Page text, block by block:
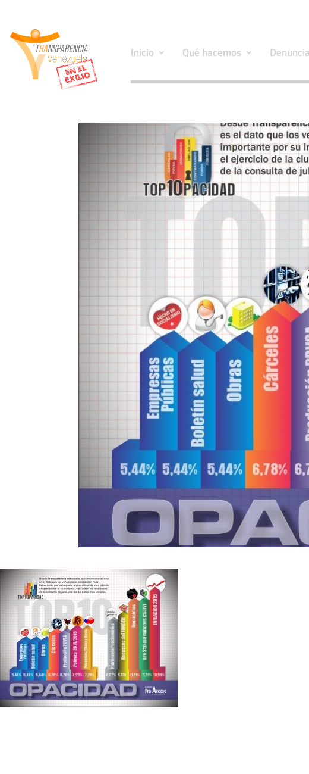
Inicio Qué hacemos Denuncia